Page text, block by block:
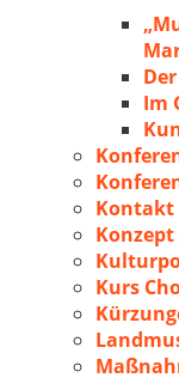
Im
Kontakt
Kurs